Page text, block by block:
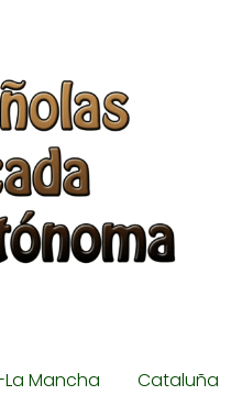
Mancha Cataluña